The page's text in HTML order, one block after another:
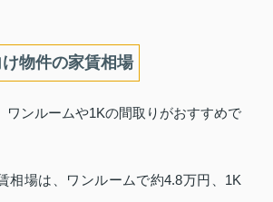
物件の家賃相場
ワンルームや1Kの間取りがおすすめで
相場は、ワンルームで約4.8万円、1K